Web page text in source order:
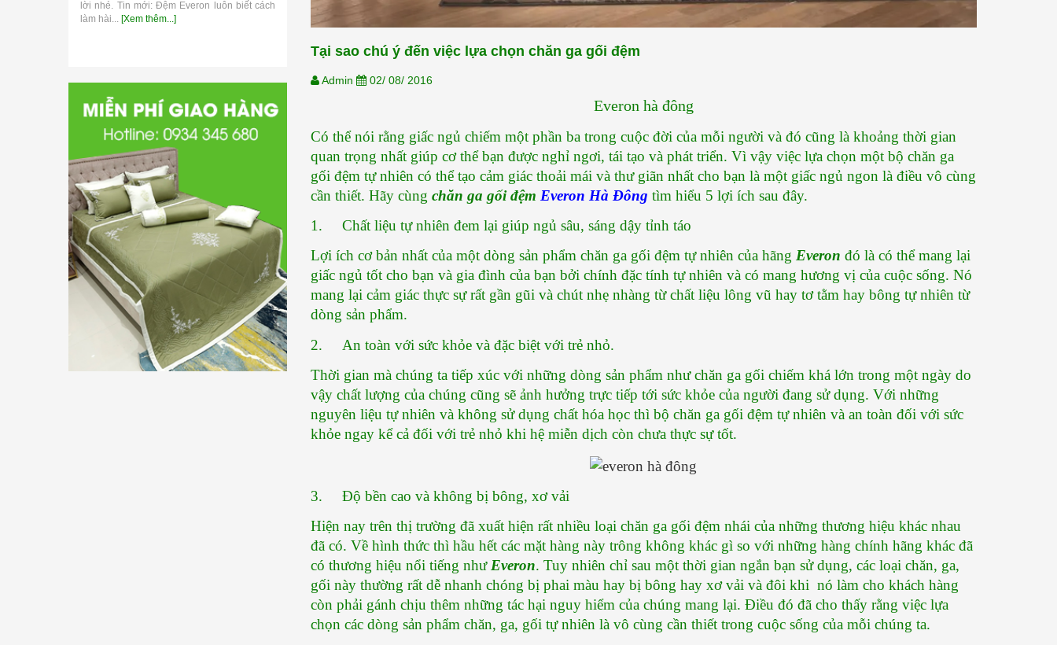
lời nhé. Tin mới: Đệm Everon luôn biết cách
làm hài... [Xem thêm...]
thương hiệu chăn ga...
đoạn sản xuất đệm bông ép...[Xem thêm...]
Tại sao chú ý đến việc lựa chọn chăn ga gối đệm
Admin 02/ 08/ 2016
Everon hà đông
Có thể nói rằng giấc ngủ chiếm một phần ba trong cuộc đời của mỗi người và đó cũng là khoảng thời gian
quan trọng nhất giúp cơ thể bạn được nghỉ ngơi, tái tạo và phát triển. Vì vậy việc lựa chọn một bộ chăn ga
gối đệm tự nhiên có thể tạo cảm giác thoải mái và thư giãn nhất cho bạn là một giấc ngủ ngon là điều vô cùng
cần thiết. Hãy cùng chăn ga gối đệm Everon Hà Đông tìm hiểu 5 lợi ích sau đây.
1.     Chất liệu tự nhiên đem lại giúp ngủ sâu, sáng dậy tỉnh táo
Lợi ích cơ bản nhất của một dòng sản phẩm chăn ga gối đệm tự nhiên của hãng Everon đó là có thể mang lại
giấc ngủ tốt cho bạn và gia đình của bạn bởi chính đặc tính tự nhiên và có mang hương vị của cuộc sống. Nó
mang lại cảm giác thực sự rất gần gũi và chút nhẹ nhàng từ chất liệu lông vũ hay tơ tằm hay bông tự nhiên từ
dòng sản phẩm.
2.     An toàn với sức khỏe và đặc biệt với trẻ nhỏ.
Thời gian mà chúng ta tiếp xúc với những dòng sản phẩm như chăn ga gối chiếm khá lớn trong một ngày do
vậy chất lượng của chúng cũng sẽ ảnh hưởng trực tiếp tới sức khỏe của người đang sử dụng. Với những
nguyên liệu tự nhiên và không sử dụng chất hóa học thì bộ chăn ga gối đệm tự nhiên và an toàn đối với sức
khỏe ngay kể cả đối với trẻ nhỏ khi hệ miễn dịch còn chưa thực sự tốt.
3.     Độ bền cao và không bị bông, xơ vải
Hiện nay trên thị trường đã xuất hiện rất nhiều loại chăn ga gối đệm nhái của những thương hiệu khác nhau
đã có. Về hình thức thì hầu hết các mặt hàng này trông không khác gì so với những hàng chính hãng khác đã
có thương hiệu nổi tiếng như Everon. Tuy nhiên chỉ sau một thời gian ngắn bạn sử dụng, các loại chăn, ga,
gối này thường rất dễ nhanh chóng bị phai màu hay bị bông hay xơ vải và đôi khi  nó làm cho khách hàng
còn phải gánh chịu thêm những tác hại nguy hiểm của chúng mang lại. Điều đó đã cho thấy rằng việc lựa
chọn các dòng sản phẩm chăn, ga, gối tự nhiên là vô cùng cần thiết trong cuộc sống của mỗi chúng ta.